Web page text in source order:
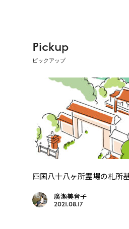
Pickup
ピックアップ
四国八十八ヶ所霊場の札所
廣瀬美音子
2021.08.17